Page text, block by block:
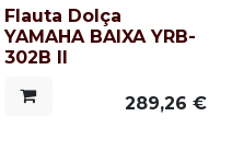
Flauta Dolça
YAMAHA BAIXA YRB-
302B II
289,26 €